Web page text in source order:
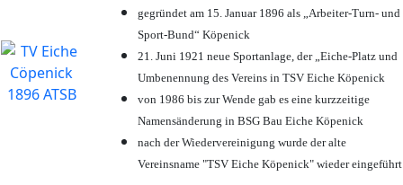
gegründet am 15. Januar 1896 als „Arbeiter-Turn- und
Sport-Bund“ Köpenick
21. Juni 1921 neue Sportanlage, der „Eiche-Platz und
Umbenennung des Vereins in TSV Eiche Köpenick
von 1986 bis zur Wende gab es eine kurzzeitige
Namensänderung in BSG Bau Eiche Köpenick
nach der Wiedervereinigung wurde der alte
Vereinsname "TSV Eiche Köpenick" wieder eingeführt